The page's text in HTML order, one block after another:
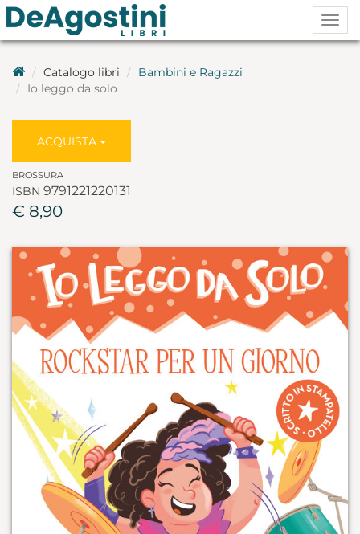
Catalogo libri
Bambini e Ragazzi
Io leggo da solo
ACQUISTA
BROSSURA
ISBN 9791221220131
€ 8,90